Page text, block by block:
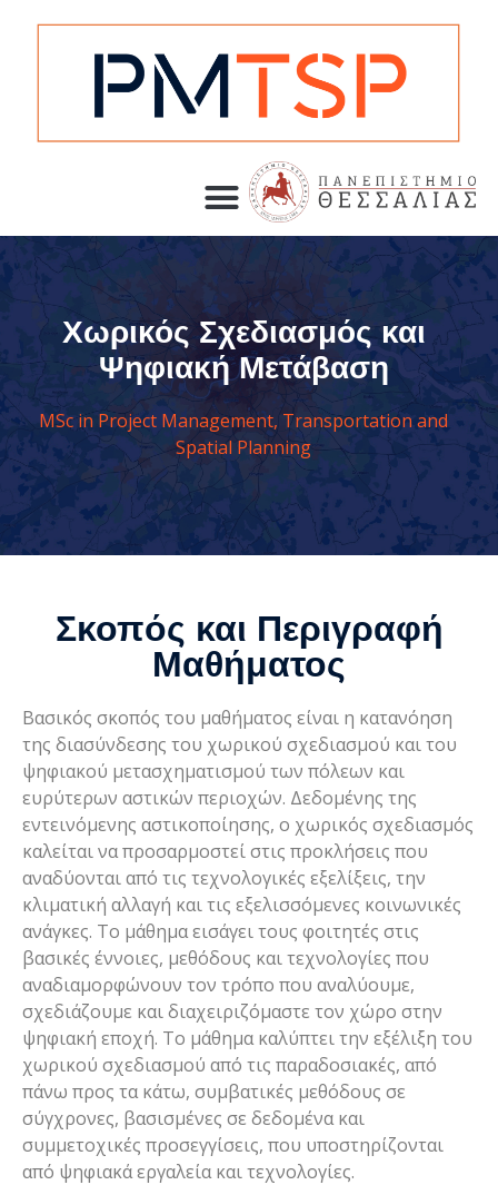
Χωρικός Σχεδιασμός και
Ψηφιακή Μετάβαση
MSc in Project Management, Transportation and
Spatial Planning
Σκοπός και Περιγραφή
Μαθήματος
Βασικός σκοπός του μαθήματος είναι η κατανόηση
της διασύνδεσης του χωρικού σχεδιασμού και του
ψηφιακού μετασχηματισμού των πόλεων και
ευρύτερων αστικών περιοχών. Δεδομένης της
εντεινόμενης αστικοποίησης, ο χωρικός σχεδιασμός
καλείται να προσαρμοστεί στις προκλήσεις που
αναδύονται από τις τεχνολογικές εξελίξεις, την
κλιματική αλλαγή και τις εξελισσόμενες κοινωνικές
ανάγκες. Το μάθημα εισάγει τους φοιτητές στις
βασικές έννοιες, μεθόδους και τεχνολογίες που
αναδιαμορφώνουν τον τρόπο που αναλύουμε,
σχεδιάζουμε και διαχειριζόμαστε τον χώρο στην
ψηφιακή εποχή. Το μάθημα καλύπτει την εξέλιξη του
χωρικού σχεδιασμού από τις παραδοσιακές, από
πάνω προς τα κάτω, συμβατικές μεθόδους σε
σύγχρονες, βασισμένες σε δεδομένα και
συμμετοχικές προσεγγίσεις, που υποστηρίζονται
από ψηφιακά εργαλεία και τεχνολογίες.